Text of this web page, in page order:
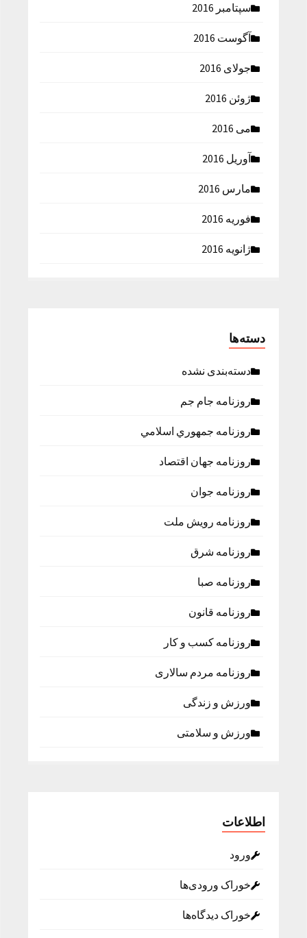
سپتامبر 2016
آگوست 2016
جولای 2016
ژوئن 2016
می 2016
آوریل 2016
مارس 2016
فوریه 2016
ژانویه 2016
دسته‌ها
دسته‌بندی نشده
روزنامه جام جم
روزنامه جمهوري اسلامي
روزنامه جهان اقتصاد
روزنامه جوان
روزنامه رویش ملت
روزنامه شرق
روزنامه صبا
روزنامه قانون
روزنامه كسب و كار
روزنامه مردم سالاری
ورزش و زندگی
ورزش و سلامتی
اطلاعات
ورود
خوراک ورودی‌ها
خوراک دیدگاه‌ها